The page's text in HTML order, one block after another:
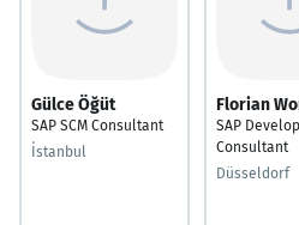
Gülce Öğüt
SAP SCM Consultant
İstanbul
Florian
SAP
Consultant
Düsseldorf